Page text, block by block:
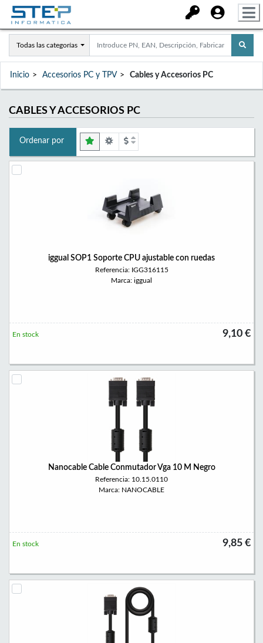
Todas las categorías
Inicio Accesorios PC y TPV Cables y Accesorios PC
CABLES Y ACCESORIOS PC
Ordenar por
iggual SOP1 Soporte CPU ajustable con ruedas
Referencia: IGG316115
Marca: iggual
9,10 €
En stock
Nanocable Cable Conmutador Vga 10 M Negro
Referencia: 10.15.0110
Marca: NANOCABLE
9,85 €
En stock